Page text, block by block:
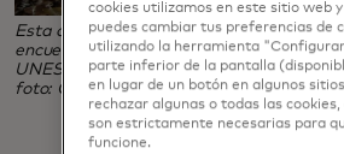
Esta obra de restauración en el Parque
encuentra en una parte de la Mata
UNESCO como Patrimonio de la
foto: Conservation International/Flavio
cookies utilizamos en este sitio web
puedes cambiar tus preferencias de
utilizando la herramienta
parte inferior de la pantalla
en lugar de un botón en algunos
rechazar algunas o todas las
son estrictamente necesarias para
funcione.